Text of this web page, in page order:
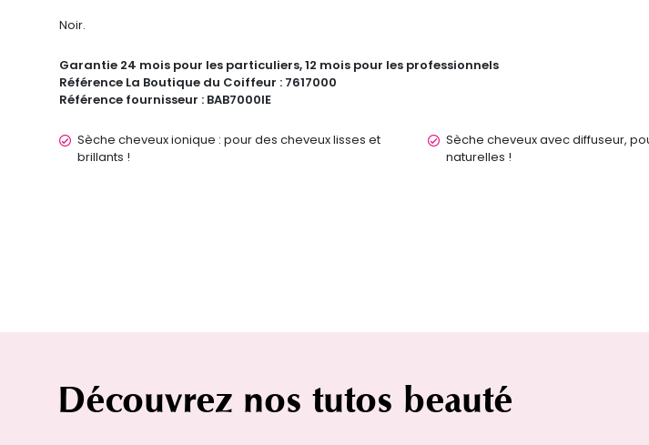
Noir.
Garantie 24 mois pour les particuliers, 12 mois pour les professionnels
Référence La Boutique du Coiffeur : 7617000
Référence fournisseur : BAB7000IE
Sèche cheveux ionique : pour des cheveux lisses et
brillants !
Sèche cheveux avec diffuseur,
naturelles !
Découvrez nos tutos beauté